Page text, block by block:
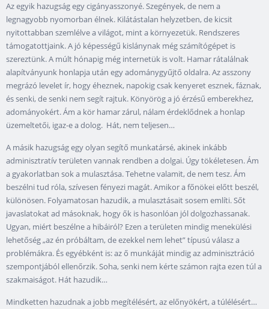
Az egyik hazugság egy cigányasszonyé. Szegények, de nem a
legnagyobb nyomorban élnek. Kilátástalan helyzetben, de kicsit
nyitottabban szemlélve a világot, mint a környezetük. Rendszeres
támogatottjaink. A jó képességű kislánynak még számítógépet is
szereztünk. A múlt hónapig még internetük is volt. Hamar rátalálnak
alapítványunk honlapja után egy adománygyűjtő oldalra. Az asszony
megrázó levelet ír, hogy éheznek, napokig csak kenyeret esznek, fáznak,
és senki, de senki nem segít rajtuk. Könyörög a jó érzésű emberekhez,
adományokért. Ám a kör hamar zárul, nálam érdeklődnek a honlap
üzemeltetői, igaz-e a dolog. Hát, nem teljesen…
A másik hazugság egy olyan segítő munkatársé, akinek inkább
adminisztratív területen vannak rendben a dolgai. Úgy tökéletesen. Ám
a gyakorlatban sok a mulasztása. Tehetne valamit, de nem tesz. Ám
beszélni tud róla, szívesen fényezi magát. Amikor a főnökei előtt beszél,
különösen. Folyamatosan hazudik, a mulasztásait sosem említi. Sőt
javaslatokat ad másoknak, hogy ők is hasonlóan jól dolgozhassanak.
Ugyan, miért beszélne a hibáiról? Ezen a területen mindig menekülési
lehetőség „az én próbáltam, de ezekkel nem lehet” típusú válasz a
problémákra. És egyébként is: az ő munkáját mindig az adminisztráció
szempontjából ellenőrzik. Soha, senki nem kérte számon rajta ezen túl a
szakmaiságot. Hát hazudik…
Mindketten hazudnak a jobb megítélésért, az előnyökért, a túlélésért…